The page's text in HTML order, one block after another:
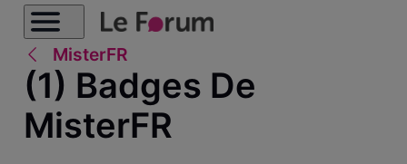
MisterFR
(1) Badges De
MisterFR